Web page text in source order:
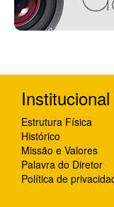
Institucional
Estrutura Física
Histórico
Missão e Valores
Palavra do Diretor
Política de